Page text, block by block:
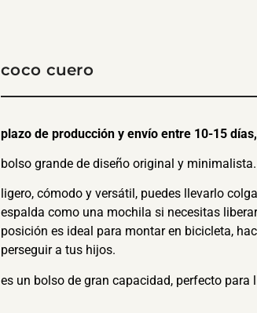
coco cuero
plazo de producción y envío entre 10-15
bolso grande de diseño original y minimalista.
ligero, cómodo y versátil, puedes llevarlo
espalda como una mochila si necesitas
posición es ideal para montar en bicicleta,
perseguir a tus hijos.
es un bolso de gran capacidad, perfecto para